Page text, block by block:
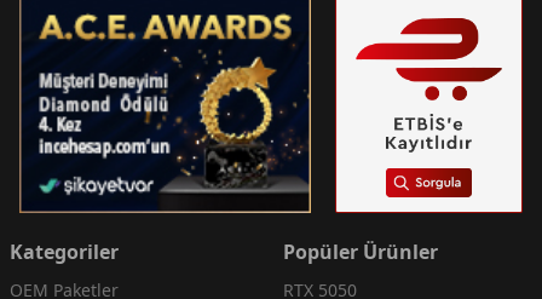
Kategoriler
OEM Paketler
Popüler Ürünler
RTX 5050